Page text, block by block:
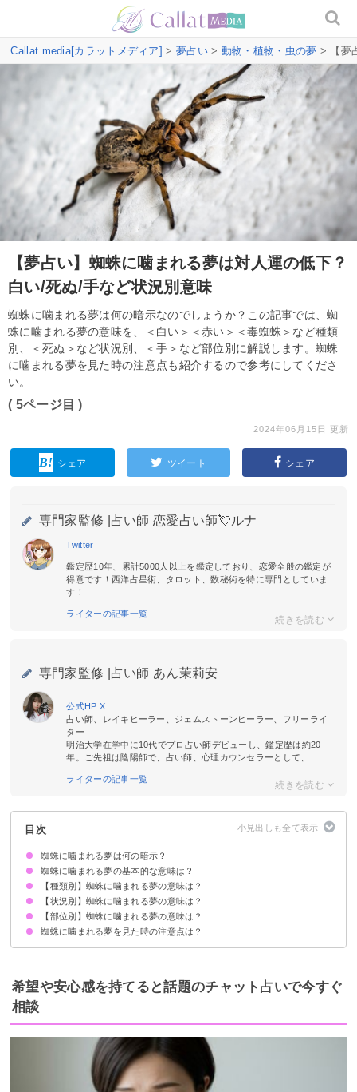
Callat media[カラットメディア] > 夢占い> 動物・植物・虫の夢 > 【夢
【夢占い】蜘蛛に噛まれる夢は対人運の低下？
白い/死ぬ/手など状況別意味
蜘蛛に噛まれる夢は何の暗示なのでしょうか？この記事では、蜘
蛛に噛まれる夢の意味を、＜白い＞＜赤い＞＜毒蜘蛛＞など種類
別、＜死ぬ＞など状況別、＜手＞など部位別に解説します。蜘蛛
に噛まれる夢を見た時の注意点も紹介するので参考にしてくださ
い。
( 5ページ目 )
2024年06月15日 更新
シェア ツイート シェア
専門家監修 | 占い師 恋愛占い師💘ルナ
Twitter
鑑定歴10年、累計5000人以上を鑑定しており、恋愛全般の鑑定が
得意です！西洋占星術、タロット、数秘術を特に専門としていま
す！
ライターの記事一覧
専門家監修 | 占い師 あん茉莉安
公式HP X
占い師、レイキヒーラー、ジェムストーンヒーラー、フリーライ
ター
明治大学在学中に10代でプロ占い師デビューし、鑑定歴は約20
年。ご先祖は陰陽師で、占い師、心理カウンセラーとして、...
ライターの記事一覧
目次
蜘蛛に噛まれる夢は何の暗示？
蜘蛛に噛まれる夢の基本的な意味は？
対人トラブルの暗示
種類/状況/部位で意味が決まる
【種類別】蜘蛛に噛まれる夢の意味は？
白い蜘蛛に噛まれる夢【警告夢】
赤い蜘蛛に噛まれる夢【吉夢】
毒蜘蛛に噛まれる夢【警告夢】
黒い蜘蛛に噛まれる夢【警告夢】
金色の蜘蛛に噛まれる夢【警告夢】
巨大な蜘蛛に噛まれる夢【警告夢】
【状況別】蜘蛛に噛まれる夢の意味は？
蜘蛛に噛まれて死ぬ夢【吉夢】
蜘蛛に噛まれて血が出る夢【吉夢】
蜘蛛に噛まれて倒れる夢【警告夢】
蜘蛛に噛まれて逃げる夢【警告夢】
蜘蛛に噛まれて殺す夢【吉夢】
【部位別】蜘蛛に噛まれる夢の意味は？
蜘蛛に手を噛まれる夢【警告夢】
蜘蛛に首を噛まれる夢【警告夢】
蜘蛛に足を噛まれる夢【警告夢】
蜘蛛に頭を噛まれる夢【警告夢】
蜘蛛に人差し指を噛まれる夢【警告夢】
蜘蛛に噛まれる夢を見た時の注意点は？
周囲とのコミュニケーションに注意を払う
警告夢や凶夢の内容を人に話す
希望や安心感を持てると話題のチャット占いで今すぐ
相談